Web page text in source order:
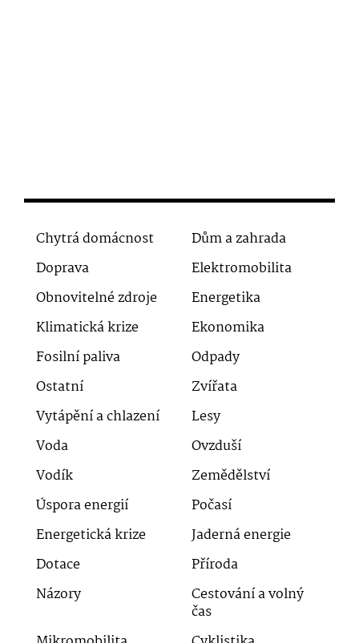
Chytrá domácnost
Dům a zahrada
Doprava
Elektromobilita
Obnovitelné zdroje
Energetika
Klimatická krize
Ekonomika
Fosilní paliva
Odpady
Ostatní
Zvířata
Vytápění a chlazení
Lesy
Voda
Ovzduší
Vodík
Zemědělství
Úspora energií
Počasí
Energetická krize
Jaderná energie
Dotace
Příroda
Názory
Cestování a volný
čas